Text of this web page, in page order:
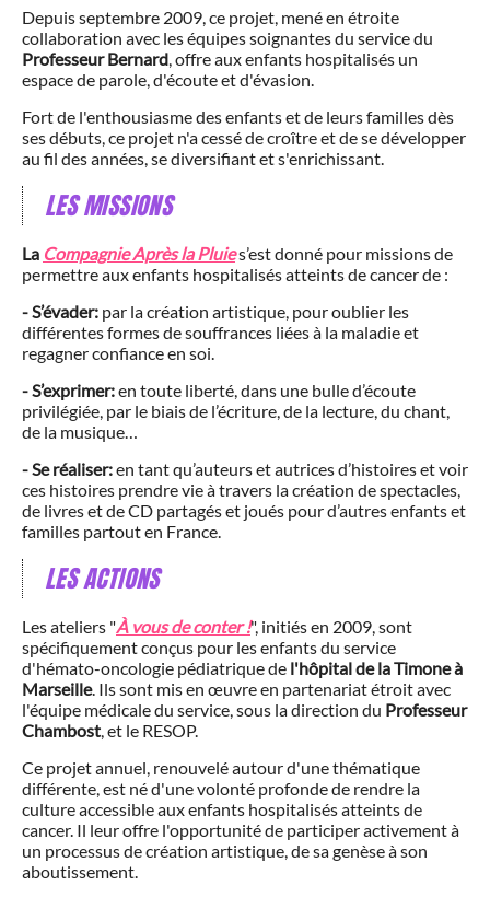
Depuis septembre 2009, ce projet, mené en étroite
collaboration avec les équipes soignantes du service du
Professeur Bernard, offre aux enfants hospitalisés un
espace de parole, d'écoute et d'évasion.
Fort de l'enthousiasme des enfants et de leurs familles dès
ses débuts, ce projet n'a cessé de croître et de se développer
au fil des années, se diversifiant et s'enrichissant.
LES MISSIONS
La Compagnie Après la Pluies’est donné pour missions de
permettre aux enfants hospitalisés atteints de cancer de :
- S’évader: par la création artistique, pour oublier les
différentes formes de souffrances liées à la maladie et
regagner confiance en soi.
- S’exprimer:en toute liberté, dans une bulle d’écoute
privilégiée, par le biais de l’écriture, de la lecture, du chant,
de la musique…
- Se réaliser:en tant qu’auteurs et autrices d’histoires et voir
ces histoires prendre vie à travers la création de spectacles,
de livres et de CD partagés et joués pour d’autres enfants et
familles partout en France.
LES ACTIONS
Les ateliers "À vous de conter !", initiés en 2009, sont
spécifiquement conçus pour les enfants du service
d'hémato-oncologie pédiatrique de l'hôpital de la Timone à
Marseille. Ils sont mis en œuvre en partenariat étroit avec
l'équipe médicale du service, sous la direction du Professeur
Chambost, et le RESOP.
Ce projet annuel, renouvelé autour d'une thématique
différente, est né d'une volonté profonde de rendre la
culture accessible aux enfants hospitalisés atteints de
cancer. Il leur offre l'opportunité de participer activement à
un processus de création artistique, de sa genèse à son
aboutissement.